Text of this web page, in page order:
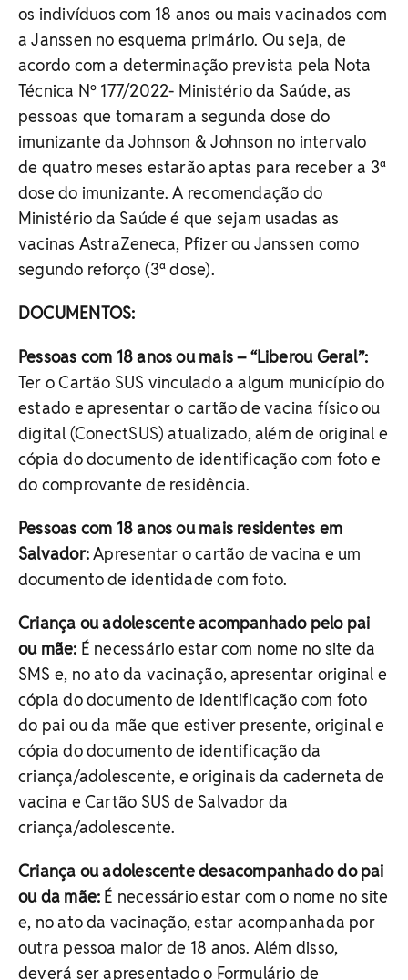
os indivíduos com 18 anos ou mais vacinados com
a Janssen no esquema primário. Ou seja, de
acordo com a determinação prevista pela Nota
Técnica Nº 177/2022- Ministério da Saúde, as
pessoas que tomaram a segunda dose do
imunizante da Johnson & Johnson no intervalo
de quatro meses estarão aptas para receber a 3ª
dose do imunizante. A recomendação do
Ministério da Saúde é que sejam usadas as
vacinas AstraZeneca, Pfizer ou Janssen como
segundo reforço (3ª dose).
DOCUMENTOS:
Pessoas com 18 anos ou mais – “Liberou Geral”:
Ter o Cartão SUS vinculado a algum município do
estado e apresentar o cartão de vacina físico ou
digital (ConectSUS) atualizado, além de original e
cópia do documento de identificação com foto e
do comprovante de residência.
Pessoas com 18 anos ou mais residentes em
Salvador:Apresentar o cartão de vacina e um
documento de identidade com foto.
Criança ou adolescente acompanhado pelo pai
ou mãe: É necessário estar com nome no site da
SMS e, no ato da vacinação, apresentar original e
cópia do documento de identificação com foto
do pai ou da mãe que estiver presente, original e
cópia do documento de identificação da
criança/adolescente, e originais da caderneta de
vacina e Cartão SUS de Salvador da
criança/adolescente.
Criança ou adolescente desacompanhado do pai
ou da mãe: É necessário estar com o nome no site
e, no ato da vacinação, estar acompanhada por
outra pessoa maior de 18 anos. Além disso,
deverá ser apresentado o Formulário de